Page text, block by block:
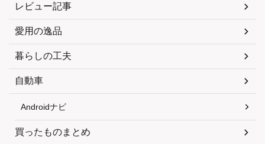
レビュー記事
愛用の逸品
暮らしの工夫
自動車
Androidナビ
買ったものまとめ